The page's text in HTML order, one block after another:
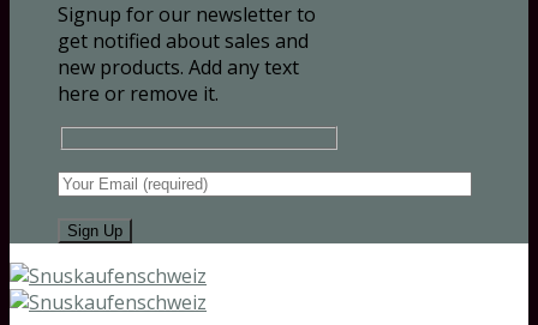
Signup for our newsletter to
get notified about sales and
new products. Add any text
here or remove it.